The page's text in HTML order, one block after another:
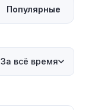
Популярные
За всё время